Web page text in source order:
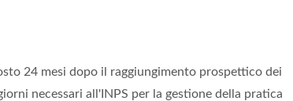
24 mesi dopo il raggiungimento prospettico dei
necessari all'INPS per la gestione della pratica